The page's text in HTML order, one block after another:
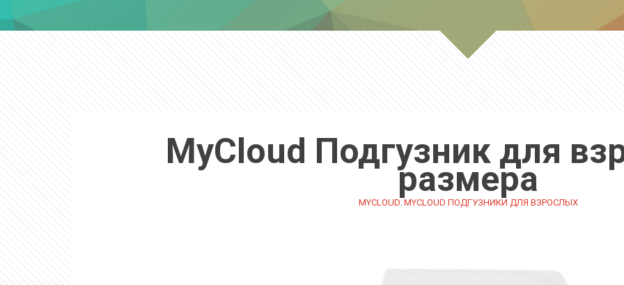
MyCloud Подгузник для
размера
MYCLOUD,MYCLOUD ПОДГУЗНИКИ ДЛЯ ВЗРОСЛЫХ